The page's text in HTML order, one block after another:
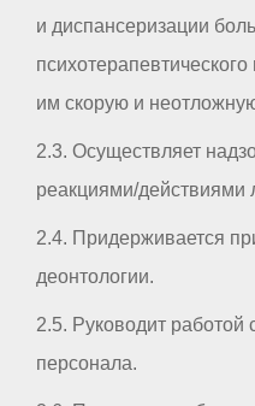
и диспансеризации
им скорую и
2.3. Осуществляет
реакциями/действиями
2.4. Придерживается
деонтологии.
2.5. Руководит работой
персонала.